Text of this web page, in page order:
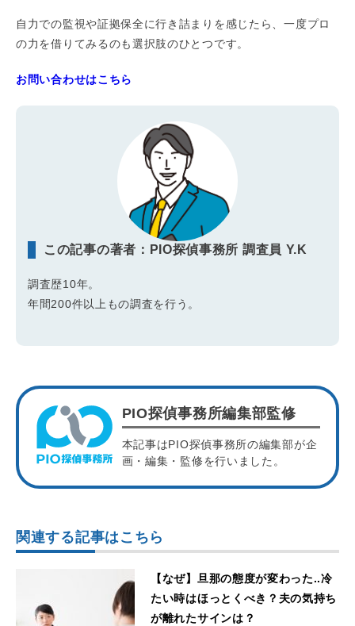
自力での監視や証拠保全に行き詰まりを感じたら、一度プロ
の力を借りてみるのも選択肢のひとつです。
お問い合わせはこちら
この記事の著者：PIO探偵事務所 調査員 Y.K
調査歴10年。
年間200件以上もの調査を行う。
PIO探偵事務所編集部監修
本記事はPIO探偵事務所の編集部が企
画・編集・監修を行いました。
関連する記事はこちら
【なぜ】旦那の態度が変わった..冷
たい時はほっとくべき？夫の気持ち
が離れたサインは？